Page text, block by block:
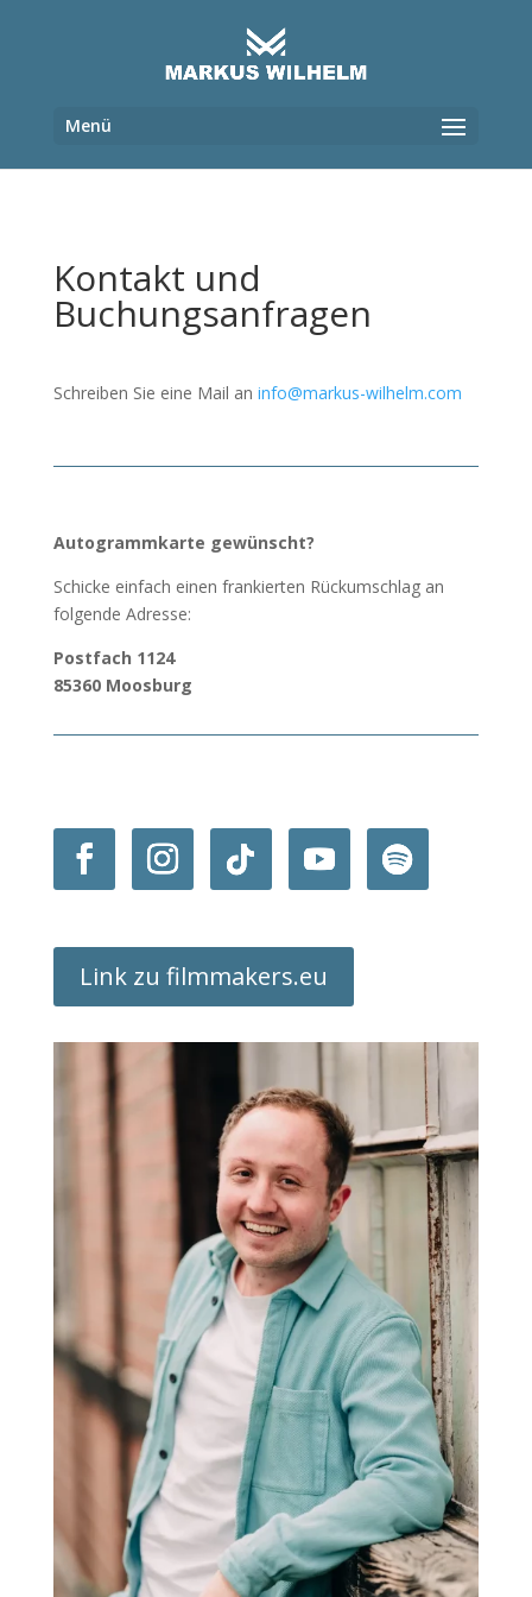
Kontakt und
Buchungsanfragen
Schreiben Sie eine Mail an info@markus-wilhelm.com
Autogrammkarte gewünscht?
Schicke einfach einen frankierten Rückumschlag an
folgende Adresse:
Postfach 1124
85360 Moosburg
Link zu filmmakers.eu